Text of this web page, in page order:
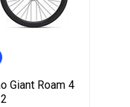
Giant Roam 4